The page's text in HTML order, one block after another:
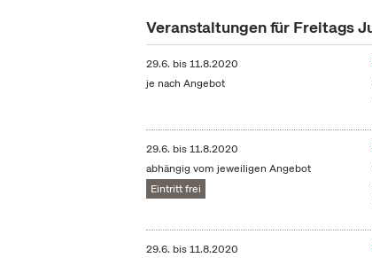
Veranstaltungen für Freitags
29.6. bis11.8.2020
je nach Angebot
29.6. bis11.8.2020
abhängig vom jeweiligen Angebot
Eintritt frei
29.6. bis11.8.2020